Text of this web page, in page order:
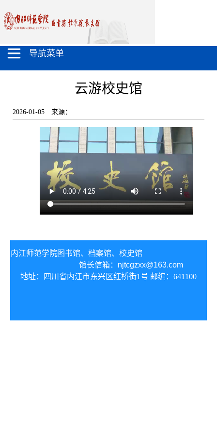
导航菜单
云游校史馆
2026-01-05 来源：
内江师范学院图书馆、 档案馆、校史馆
馆长信箱： njtcgzxx@163.com
地址：四川省内江市东兴区红桥街1号 邮编：641100